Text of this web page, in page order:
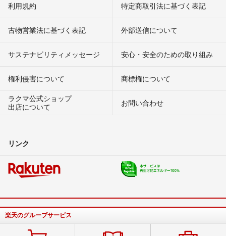
利用規約 特定商取引法に基づく表記
古物営業法に基づく表記 外部送信について
サステナビリティメッセージ 安心・安全のための取り組み
権利侵害について
商標権について
ラクマ公式ショップ
出店について
お問い合わせ
リンク
楽天のグループサービス